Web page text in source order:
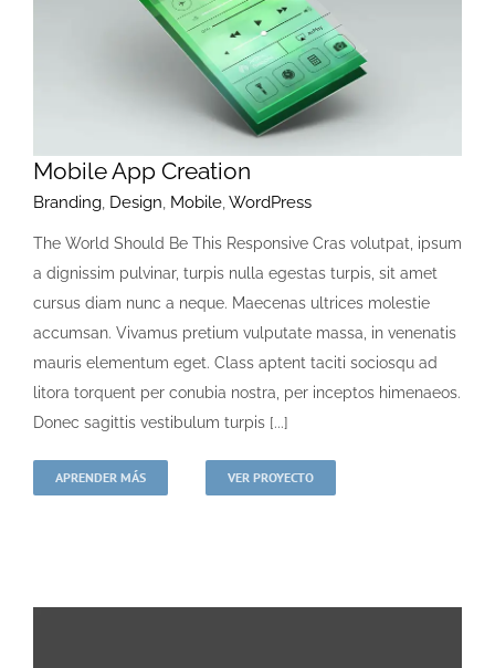
Mobile App Creation
Branding, Design, Mobile,WordPress
The World Should Be This Responsive Cras volutpat, ipsum
a dignissim pulvinar, turpis nulla egestas turpis, sit amet
cursus diam nunc a neque. Maecenas ultrices molestie
accumsan. Vivamus pretium vulputate massa, in venenatis
mauris elementum eget. Class aptent taciti sociosqu ad
litora torquent per conubia nostra, per inceptos himenaeos.
Donec sagittis vestibulum turpis [...]
APRENDER MÁS VER PROYECTO